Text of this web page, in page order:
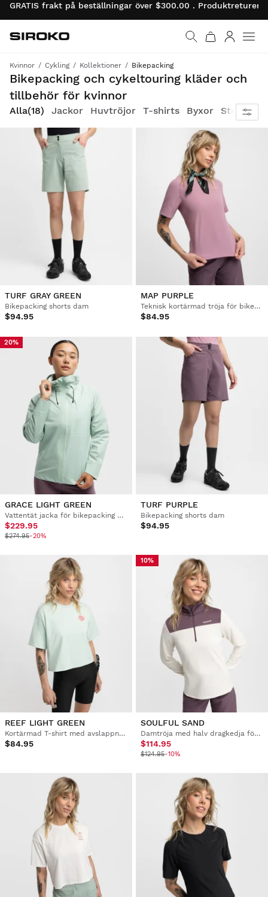
GRATIS frakt på beställningar över $300.00 . Produktreturer
Gå till startsidan
Siroko.com
Kvinnor Cykling Kollektioner Bikepacking
Bikepacking och cykeltouring kläder och
tillbehör för kvinnor
Komfort, mångsidighet och prestanda för att njuta av ditt cykeläventyr till fullo
Alla(18) Jackor Huvtröjor T-shirts Byxor Strumpor
TURF GRAY GREEN
Bikepacking shorts dam
$94.95
MAP PURPLE
Teknisk kortärmad tröja för bikepacking dam
$84.95
20%
GRACE LIGHT GREEN
Vattentät jacka för bikepacking dam
$229.95
$274.95-20%
TURF PURPLE
Bikepacking shorts dam
$94.95
REEF LIGHT GREEN
Kortärmad T-shirt med avslappnad passform för bikepacking dam
$84.95
10%
SOULFUL SAND
Damtröja med halv dragkedja för bikepacking
$114.95
$124.95-10%